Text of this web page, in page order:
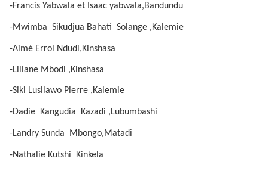
-Francis Yabwala et Isaac yabwala,Bandundu
-Mwimba Sikudjua Bahati Solange ,Kalemie
-Aimé Errol Ndudi,Kinshasa
-Liliane Mbodi ,Kinshasa
-Siki Lusilawo Pierre ,Kalemie
-Dadie Kangudia Kazadi ,Lubumbashi
-Landry Sunda Mbongo,Matadi
-Nathalie Kutshi Kinkela